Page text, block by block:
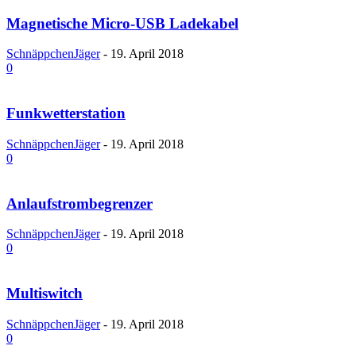
Magnetische Micro-USB Ladekabel
SchnäppchenJäger - 19. April 2018
0
Funkwetterstation
SchnäppchenJäger - 19. April 2018
0
Anlaufstrombegrenzer
SchnäppchenJäger - 19. April 2018
0
Multiswitch
SchnäppchenJäger - 19. April 2018
0